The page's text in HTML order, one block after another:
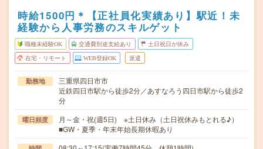
時給1500円＊【正社員化実績あり】駅近！未
経験から人事労務のスキルゲット
職種未経験OK 交通費別途支給あり 土日祝日が休み
在宅・リモート WEB登録OK 派遣
勤務地
三重県四日市市
近鉄四日市駅から徒歩2分／あすなろう四日市駅から徒歩2
分
曜日頻度
月～金・祝(週5日) ※土日休み（土日祝休みもとれる♪）
■GW・夏季・年末年始長期休暇あり